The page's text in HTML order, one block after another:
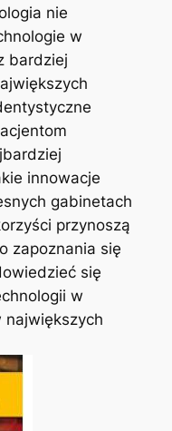
nie
⁢w
bardziej
innowacje
gabinetach
przynoszą
zapoznania się
się
w
największych